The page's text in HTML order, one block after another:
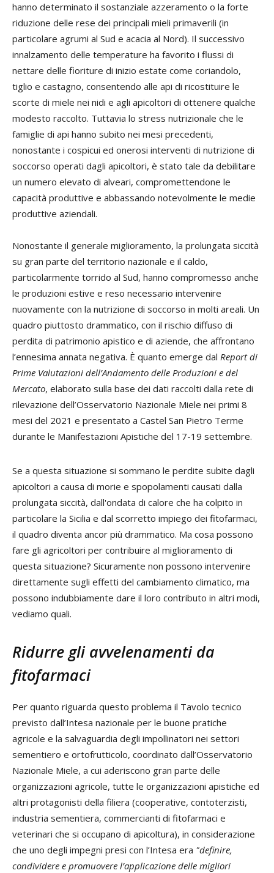
hanno determinato il sostanziale azzeramento o la forte
riduzione delle rese dei principali mieli primaverili (in
particolare agrumi al Sud e acacia al Nord). Il successivo
innalzamento delle temperature ha favorito i flussi di
nettare delle fioriture di inizio estate come coriandolo,
tiglio e castagno, consentendo alle api di ricostituire le
scorte di miele nei nidi e agli apicoltori di ottenere qualche
modesto raccolto. Tuttavia lo stress nutrizionale che le
famiglie di api hanno subito nei mesi precedenti,
nonostante i cospicui ed onerosi interventi di nutrizione di
soccorso operati dagli apicoltori, è stato tale da debilitare
un numero elevato di alveari, compromettendone le
capacità produttive e abbassando notevolmente le medie
produttive aziendali.
Nonostante il generale miglioramento, la prolungata siccità
su gran parte del territorio nazionale e il caldo,
particolarmente torrido al Sud, hanno compromesso anche
le produzioni estive e reso necessario intervenire
nuovamente con la nutrizione di soccorso in molti areali. Un
quadro piuttosto drammatico, con il rischio diffuso di
perdita di patrimonio apistico e di aziende, che affrontano
l’ennesima annata negativa. È quanto emerge dal Report di
Prime Valutazioni dell’Andamento delle Produzioni e del
Mercato, elaborato sulla base dei dati raccolti dalla rete di
rilevazione dell’Osservatorio Nazionale Miele nei primi 8
mesi del 2021 e presentato a Castel San Pietro Terme
durante le Manifestazioni Apistiche del 17-19 settembre.
Se a questa situazione si sommano le perdite subite dagli
apicoltori a causa di morie e spopolamenti causati dalla
prolungata siccità, dall'ondata di calore che ha colpito in
particolare la Sicilia e dal scorretto impiego dei fitofarmaci,
il quadro diventa ancor più drammatico. Ma cosa possono
fare gli agricoltori per contribuire al miglioramento di
questa situazione? Sicuramente non possono intervenire
direttamente sugli effetti del cambiamento climatico, ma
possono indubbiamente dare il loro contributo in altri modi,
vediamo quali.
Ridurre gli avvelenamenti da
fitofarmaci
Per quanto riguarda questo problema il Tavolo tecnico
previsto dall’Intesa nazionale per le buone pratiche
agricole e la salvaguardia degli impollinatori nei settori
sementiero e ortofrutticolo, coordinato dall’Osservatorio
Nazionale Miele, a cui aderiscono gran parte delle
organizzazioni agricole, tutte le organizzazioni apistiche ed
altri protagonisti della filiera (cooperative, contoterzisti,
industria sementiera, commercianti di fitofarmaci e
veterinari che si occupano di apicoltura), in considerazione
che uno degli impegni presi con l’Intesa era "definire,
condividere e promuovere l’applicazione delle migliori